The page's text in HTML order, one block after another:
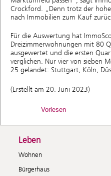
Crockford. „Denn trotz der
nach Immobilien zum Kauf
Für die Auswertung hat
Dreizimmerwohnungen mit 80
ausgewertet und die ersten
verglichen. Nur vier von sieben
25 gelandet: Stuttgart, Köln,
(Erstellt am 20. Juni 2023)
Vorlesen
Leben
Wohnen
Bürgerhaus